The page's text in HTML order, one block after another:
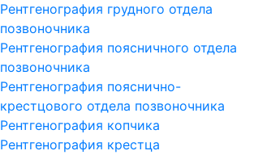
Рентгенография грудного отдела
позвоночника
Рентгенография поясничного отдела
позвоночника
Рентгенография пояснично-
крестцового отдела позвоночника
Рентгенография копчика
Рентгенография крестца